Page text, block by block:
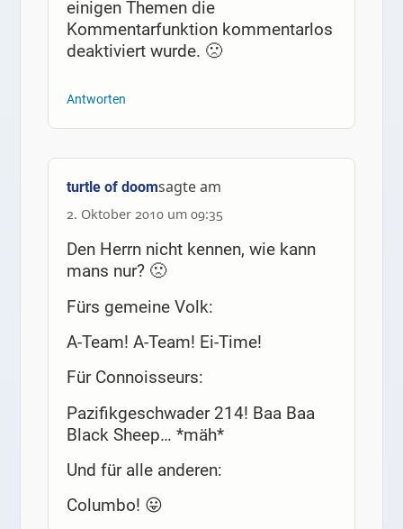
einigen Themen die
Kommentarfunktion kommentarlos
deaktiviert wurde. 🙁
Antworten
turtle of doomsagte am
2. Oktober 2010 um 09:35
Den Herrn nicht kennen, wie kann
mans nur? 🙁
Fürs gemeine Volk:
A-Team! A-Team! Ei-Time!
Für Connoisseurs:
Pazifikgeschwader 214! Baa Baa
Black Sheep… *mäh*
Und für alle anderen:
Columbo! 😛